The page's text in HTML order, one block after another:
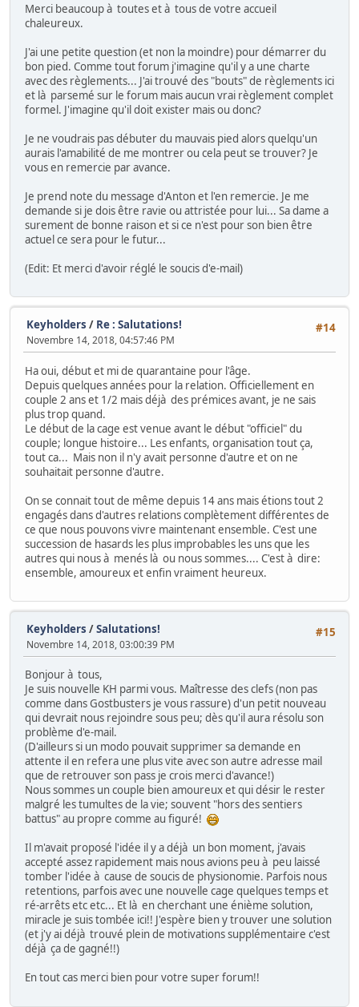
Merci beaucoup à toutes et à tous de votre accueil
chaleureux.
J'ai une petite question (et non la moindre) pour démarrer du
bon pied. Comme tout forum j'imagine qu'il y a une charte
avec des règlements... J'ai trouvé des "bouts" de règlements ici
et là parsemé sur le forum mais aucun vrai règlement complet
formel. J'imagine qu'il doit exister mais ou donc?
Je ne voudrais pas débuter du mauvais pied alors quelqu'un
aurais l'amabilité de me montrer ou cela peut se trouver? Je
vous en remercie par avance.
Je prend note du message d'Anton et l'en remercie. Je me
demande si je dois être ravie ou attristée pour lui... Sa dame a
surement de bonne raison et si ce n'est pour son bien être
actuel ce sera pour le futur...
(Edit: Et merci d'avoir réglé le soucis d'e-mail)
#14
Keyholders / Re : Salutations!
Novembre 14, 2018, 04:57:46 PM
Ha oui, début et mi de quarantaine pour l'âge.
Depuis quelques années pour la relation. Officiellement en
couple 2 ans et 1/2 mais déjà des prémices avant, je ne sais
plus trop quand.
Le début de la cage est venue avant le début "officiel" du
couple; longue histoire... Les enfants, organisation tout ça,
tout ca... Mais non il n'y avait personne d'autre et on ne
souhaitait personne d'autre.
On se connait tout de même depuis 14 ans mais étions tout 2
engagés dans d'autres relations complètement différentes de
ce que nous pouvons vivre maintenant ensemble. C'est une
succession de hasards les plus improbables les uns que les
autres qui nous à menés là ou nous sommes.... C'est à dire:
ensemble, amoureux et enfin vraiment heureux.
#15
Keyholders /Salutations!
Novembre 14, 2018, 03:00:39 PM
Bonjour à tous,
Je suis nouvelle KH parmi vous. Maîtresse des clefs (non pas
comme dans Gostbusters je vous rassure) d'un petit nouveau
qui devrait nous rejoindre sous peu; dès qu'il aura résolu son
problème d'e-mail.
(D'ailleurs si un modo pouvait supprimer sa demande en
attente il en refera une plus vite avec son autre adresse mail
que de retrouver son pass je crois merci d'avance!)
Nous sommes un couple bien amoureux et qui désir le rester
malgré les tumultes de la vie; souvent "hors des sentiers
battus" au propre comme au figuré!
Il m'avait proposé l'idée il y a déjà un bon moment, j'avais
accepté assez rapidement mais nous avions peu à peu laissé
tomber l'idée à cause de soucis de physionomie. Parfois nous
retentions, parfois avec une nouvelle cage quelques temps et
ré-arrêts etc etc... Et là en cherchant une énième solution,
miracle je suis tombée ici!! J'espère bien y trouver une solution
(et j'y ai déjà trouvé plein de motivations supplémentaire c'est
déjà ça de gagné!!)
En tout cas merci bien pour votre super forum!!